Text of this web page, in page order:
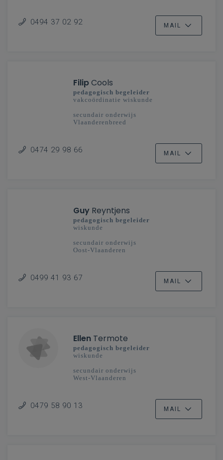
0494 37 02 92 MAIL
FilipCools
pedagogisch begeleider
vakcoördinatie wiskunde
secundair onderwijs
Vlaanderenbreed
0474 29 98 66 MAIL
Guy Reyntjens
pedagogisch begeleider
wiskunde
secundair onderwijs
Oost-Vlaanderen
0499 41 93 67 MAIL
Ellen Termote
pedagogisch begeleider
wiskunde
secundair onderwijs
West-Vlaanderen
0479 58 90 13 MAIL